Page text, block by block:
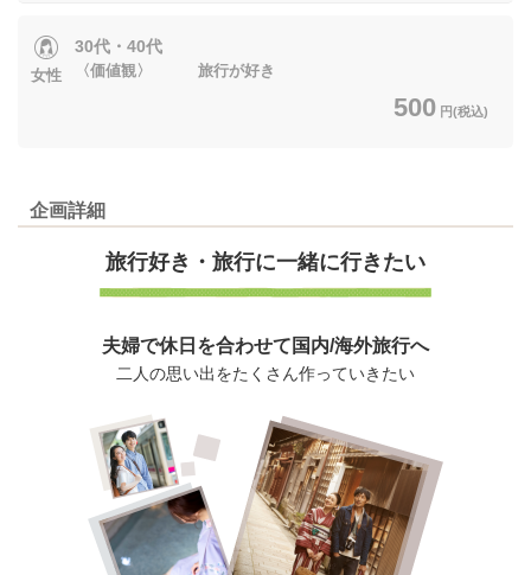
女性
30代・40代
〈価値観〉 旅行が好き
500 円(税込)
企画詳細
旅行好き・ 旅行に一緒に行きたい
夫婦で休日を合わせて国内/海外旅行へ
二人の思い出をたくさん作っていきたい